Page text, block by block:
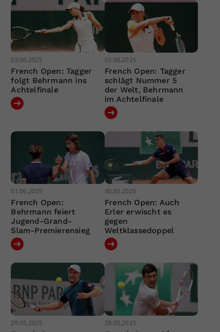
03.06.2025
French Open: Tagger
folgt Behrmann ins
Achtelfinale
02.06.2025
French Open: Tagger
schlägt Nummer 5
der Welt, Behrmann
im Achtelfinale
01.06.2025
French Open:
Behrmann feiert
Jugend-Grand-
Slam-Premierensieg
30.05.2025
French Open: Auch
Erler erwischt es
gegen
Weltklassedoppel
29.05.2025 28.05.2025